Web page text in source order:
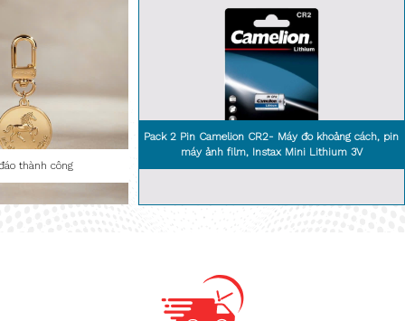
thành công
Pack 2 Pin Camelion CR2- Máy đo khoảng cách, pin
máy ảnh film, Instax Mini Lithium 3V